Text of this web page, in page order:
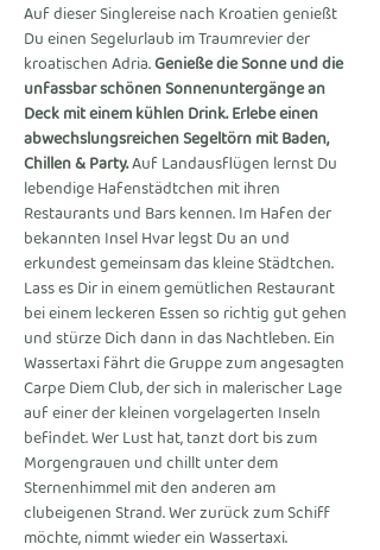
Auf dieser Singlereise nach Kroatien genießt
Du einen Segelurlaub im Traumrevier der
kroatischen Adria. Genieße die Sonne und die
unfassbar schönen Sonnenuntergänge an
Deck mit einem kühlen Drink. Erlebe einen
abwechslungsreichen Segeltörn mit Baden,
Chillen & Party. Auf Landausflügen lernst Du
lebendige Hafenstädtchen mit ihren
Restaurants und Bars kennen. Im Hafen der
bekannten Insel Hvar legst Du an und
erkundest gemeinsam das kleine Städtchen.
Lass es Dir in einem gemütlichen Restaurant
bei einem leckeren Essen so richtig gut gehen
und stürze Dich dann in das Nachtleben. Ein
Wassertaxi fährt die Gruppe zum angesagten
Carpe Diem Club, der sich in malerischer Lage
auf einer der kleinen vorgelagerten Inseln
befindet. Wer Lust hat, tanzt dort bis zum
Morgengrauen und chillt unter dem
Sternenhimmel mit den anderen am
clubeigenen Strand. Wer zurück zum Schiff
möchte, nimmt wieder ein Wassertaxi.